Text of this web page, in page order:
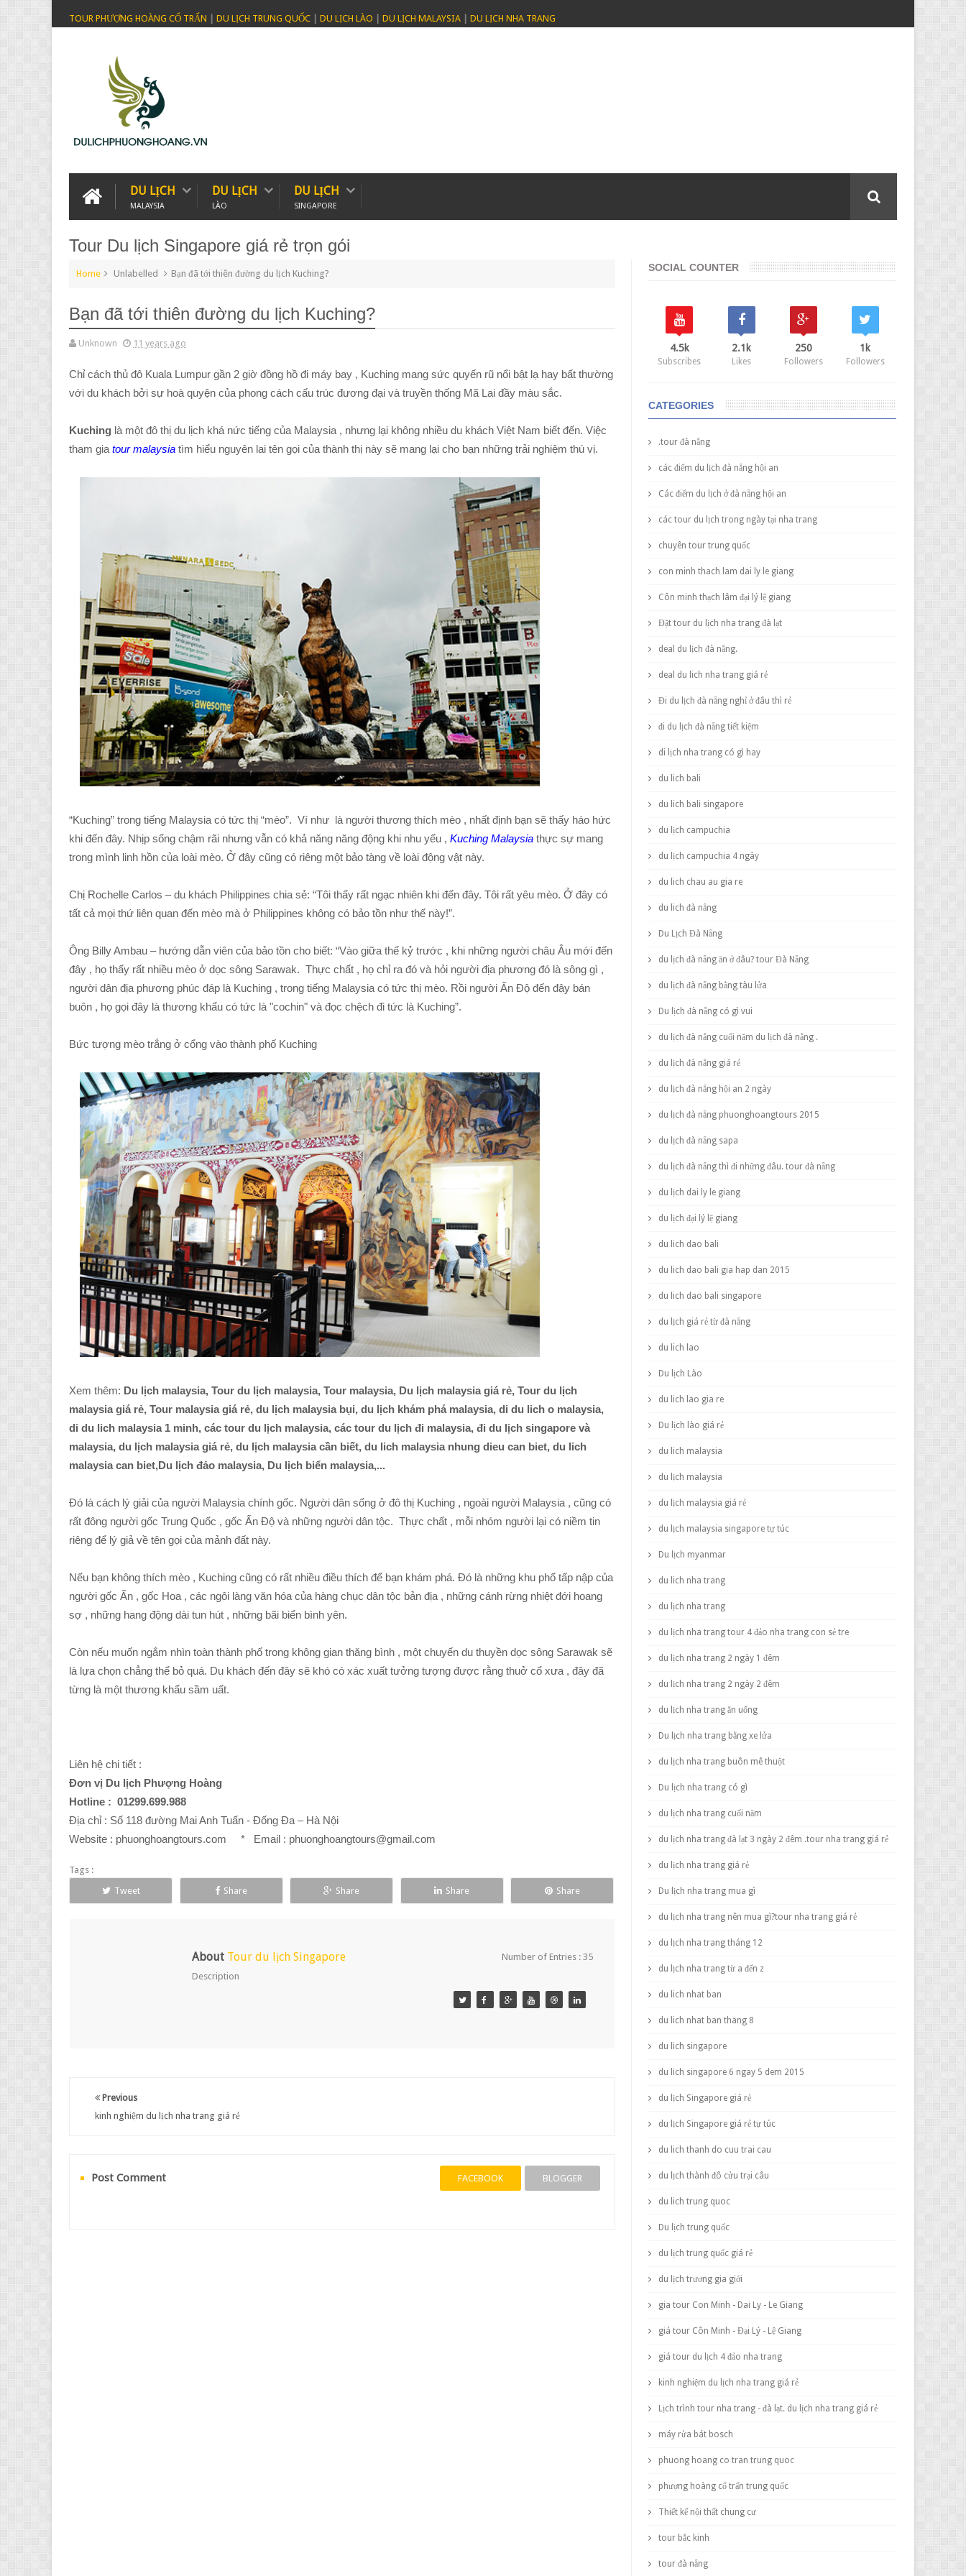
TOUR PHƯỢNG HOÀNG CỔ TRẤN DU LỊCH TRUNG QUỐC DU LỊCH LÀO DU LỊCH MALAYSIA DU LỊCH NHA TRANG
DU LỊCH
MALAYSIA
DU LỊCH
LÀO
DU LỊCH
SINGAPORE
Tour Du lịch Singapore giá rẻ trọn gói
Home Unlabelled Bạn đã tới thiên đường du lịch Kuching?
Bạn đã tới thiên đường du lịch Kuching?
Unknown 11 years ago
Chỉ cách thủ đô Kuala Lumpur gần 2 giờ đồng hồ đi máy bay , Kuching mang sức quyến rũ nổi bật lạ hay bất thường
với du khách bởi sự hoà quyện của phong cách cấu trúc đương đại và truyền thống Mã Lai đầy màu sắc.
Kuching là một đô thị du lịch khá nức tiếng của Malaysia , nhưng lại không nhiều du khách Việt Nam biết đến. Việc
tham gia tour malaysia tìm hiểu nguyên lai tên gọi của thành thị này sẽ mang lại cho bạn những trải nghiệm thú vị.
“Kuching” trong tiếng Malaysia có tức thị “mèo”. Ví như là người thương thích mèo , nhất định bạn sẽ thấy háo hức
khi đến đây. Nhịp sống chậm rãi nhưng vẫn có khả năng năng động khi nhu yếu , Kuching Malaysia thực sự mang
trong mình linh hồn của loài mèo. Ở đây cũng có riêng một bảo tàng về loài động vật này.
Chị Rochelle Carlos – du khách Philippines chia sẻ: “Tôi thấy rất ngạc nhiên khi đến đây. Tôi rất yêu mèo. Ở đây có
tất cả mọi thứ liên quan đến mèo mà ở Philippines không có bảo tồn như thế này!”.
Ông Billy Ambau – hướng dẫn viên của bảo tồn cho biết: “Vào giữa thế kỷ trước , khi những người châu Âu mới đến
đây , họ thấy rất nhiều mèo ở dọc sông Sarawak. Thực chất , họ chỉ ra đó và hỏi người địa phương đó là sông gì ,
người dân địa phương phúc đáp là Kuching , trong tiếng Malaysia có tức thị mèo. Rồi người Ấn Độ đến đây bán
buôn , họ gọi đây là thương khẩu có tức là "cochin" và đọc chệch đi tức là Kuching”.
Bức tượng mèo trắng ở cổng vào thành phố Kuching
Xem thêm: Du lịch malaysia, Tour du lịch malaysia, Tour malaysia, Du lịch malaysia giá rẻ, Tour du lịch
malaysia giá rẻ, Tour malaysia giá rẻ, du lịch malaysia bụi, du lịch khám phá malaysia, di du lich o malaysia,
di du lich malaysia 1 minh, các tour du lịch malaysia, các tour du lịch đi malaysia, đi du lịch singapore và
malaysia, du lịch malaysia giá rẻ, du lịch malaysia cần biết, du lich malaysia nhung dieu can biet, du lich
malaysia can biet,Du lịch đảo malaysia, Du lịch biển malaysia,...
Đó là cách lý giải của người Malaysia chính gốc. Người dân sống ở đô thị Kuching , ngoài người Malaysia , cũng có
rất đông người gốc Trung Quốc , gốc Ấn Độ và những người dân tộc. Thực chất , mỗi nhóm người lại có niềm tin
riêng để lý giả về tên gọi của mảnh đất này.
Nếu bạn không thích mèo , Kuching cũng có rất nhiều điều thích để bạn khám phá. Đó là những khu phố tấp nập của
người gốc Ấn , gốc Hoa , các ngôi làng văn hóa của hàng chục dân tộc bản địa , những cánh rừng nhiệt đới hoang
sợ , những hang động dài tun hút , những bãi biển bình yên.
Còn nếu muốn ngắm nhìn toàn thành phố trong không gian thăng bình , một chuyến du thuyền dọc sông Sarawak sẽ
là lựa chọn chẳng thể bỏ quá. Du khách đến đây sẽ khó có xác xuất tưởng tượng được rằng thuở cổ xưa , đây đã
từng là một thương khẩu sầm uất.
Liên hệ chi tiết :
Đơn vị Du lịch Phượng Hoàng
Hotline : 01299.699.988
Địa chỉ : Số 118 đường Mai Anh Tuấn - Đống Đa – Hà Nội
Website : phuonghoangtours.com * Email : phuonghoangtours@gmail.com
Tags :
Tweet
Share Share Share Share
About Tour du lịch Singapore
Number of Entries : 35
Description
Previous
kinh nghiệm du lịch nha trang giá rẻ
Post Comment FACEBOOK BLOGGER
SOCIAL COUNTER
4.5k
Subscribes
2.1k
Likes
250
Followers
1k
Followers
CATEGORIES
.tour đà nẵng
các điểm du lịch đà nẵng hội an
Các điểm du lịch ở đà nẵng hội an
các tour du lịch trong ngày tại nha trang
chuyên tour trung quốc
con minh thach lam dai ly le giang
Côn minh thạch lâm đại lý lệ giang
Đặt tour du lịch nha trang đà lạt
deal du lịch đà nẵng.
deal du lich nha trang giá rẻ
Đi du lịch đà nẵng nghỉ ở đâu thì rẻ
đi du lịch đà nẵng tiết kiệm
di lịch nha trang có gì hay
du lich bali
du lich bali singapore
du lịch campuchia
du lịch campuchia 4 ngày
du lich chau au gia re
du lich đà nẵng
Du Lịch Đà Nẵng
du lịch đà nẵng ăn ở đâu? tour Đà Nẵng
du lịch đà nẵng bằng tàu lửa
Du lịch đà nẵng có gì vui
du lịch đà nẵng cuối năm du lịch đà nẵng .
du lịch đà nẵng giá rẻ
du lịch đà nẵng hội an 2 ngày
du lịch đà nẵng phuonghoangtours 2015
du lịch đà nẵng sapa
du lịch đà nẵng thì đi những đâu. tour đà nẵng
du lịch dai ly le giang
du lịch đại lý lệ giang
du lich dao bali
du lich dao bali gia hap dan 2015
du lich dao bali singapore
du lịch giá rẻ từ đà nẵng
du lich lao
Du lịch Lào
du lich lao gia re
Du lịch lào giá rẻ
du lich malaysia
du lịch malaysia
du lịch malaysia giá rẻ
du lịch malaysia singapore tự túc
Du lịch myanmar
du lich nha trang
du lịch nha trang
du lịch nha trang tour 4 đảo nha trang con sẻ tre
du lịch nha trang 2 ngày 1 đêm
du lịch nha trang 2 ngày 2 đêm
du lịch nha trang ăn uống
Du lịch nha trang bằng xe lửa
du lịch nha trang buôn mê thuột
Du lịch nha trang có gì
du lịch nha trang cuối năm
du lịch nha trang đà lạt 3 ngày 2 đêm .tour nha trang giá rẻ
du lịch nha trang giá rẻ
Du lịch nha trang mua gì
du lịch nha trang nên mua gì?tour nha trang giá rẻ
du lịch nha trang tháng 12
du lịch nha trang từ a đến z
du lich nhat ban
du lich nhat ban thang 8
du lich singapore
du lich singapore 6 ngay 5 dem 2015
du lịch Singapore giá rẻ
du lịch Singapore giá rẻ tự túc
du lich thanh do cuu trai cau
du lịch thành đô cửu trại câu
du lich trung quoc
Du lịch trung quốc
du lịch trung quốc giá rẻ
du lịch trương gia giới
gia tour Con Minh - Dai Ly - Le Giang
giá tour Côn Minh - Đại Lý - Lệ Giang
giá tour du lịch 4 đảo nha trang
kinh nghiệm du lịch nha trang giá rẻ
Lịch trình tour nha trang - đà lạt. du lịch nha trang giá rẻ
máy rửa bát bosch
phuong hoang co tran trung quoc
phượng hoàng cổ trấn trung quốc
Thiết kế nội thất chung cư
tour bắc kinh
tour đà nẵng